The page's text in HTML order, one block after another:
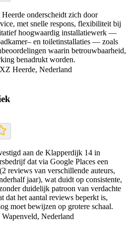
onderscheidt zich door
met snelle respons, flexibiliteit bij
hoogwaardig installatiewerk —
en toiletinstallaties — zoals
waarin betrouwbaarheid,
benadrukt worden.
Heerde, Nederland
aan de Klapperdijk 14 in
dat via Google Places een
reviews van verschillende auteurs,
jaar), wat duidt op consistente,
duidelijk patroon van verdachte
dat het aantal reviews beperkt is,
moet bewijzen op grotere schaal.
Nederland